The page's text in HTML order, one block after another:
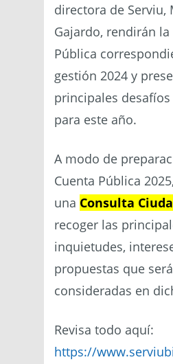
directora de Serviu,
Gajardo, rendirán la
Pública
gestión 2024 y
principales
para este año.
A modo de
Cuenta Pública
una Consulta
recoger las
inquietudes,
propuestas que
consideradas en
Revisa todo aquí:
https://